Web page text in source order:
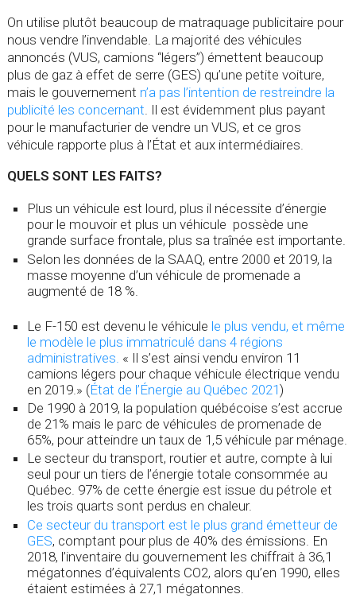
On utilise plutôt beaucoup de matraquage publicitaire pour
nous vendre l’invendable. La majorité des véhicules
annoncés (VUS, camions “légers”) émettent beaucoup
plus de gaz à effet de serre (GES) qu’une petite voiture,
mais le gouvernement n’a pas l’intention de restreindre la
publicité les concernant . Il est évidemment plus payant
pour le manufacturier de vendre un VUS, et ce gros
véhicule rapporte plus à l’État et aux intermédiaires.
QUELS SONT LES FAITS?
Plus un véhicule est lourd, plus il nécessite d’énergie
pour le mouvoir et plus un véhicule possède une
grande surface frontale, plus sa traînée est importante.
Selon les données de la SAAQ, entre 2000 et 2019, la
masse moyenne d’un véhicule de promenade a
augmenté de 18 %.
Le F-150 est devenu le véhicule le plus vendu, et même
le modèle le plus immatriculé dans 4 régions
administratives. « Il s’est ainsi vendu environ 11
camions légers pour chaque véhicule électrique vendu
en 2019.» (État de l’Énergie au Québec 2021)
De 1990 à 2019, la population québécoise s’est accrue
de 21% mais le parc de véhicules de promenade de
65%, pour atteindre un taux de 1,5 véhicule par ménage.
Le secteur du transport, routier et autre, compte à lui
seul pour un tiers de l’énergie totale consommée au
Québec. 97% de cette énergie est issue du pétrole et
les trois quarts sont perdus en chaleur.
Ce secteur du transport est le plus grand émetteur de
GES, comptant pour plus de 40% des émissions. En
2018, l’inventaire du gouvernement les chiffrait à 36,1
mégatonnes d’équivalents CO2, alors qu’en 1990, elles
étaient estimées à 27,1 mégatonnes.